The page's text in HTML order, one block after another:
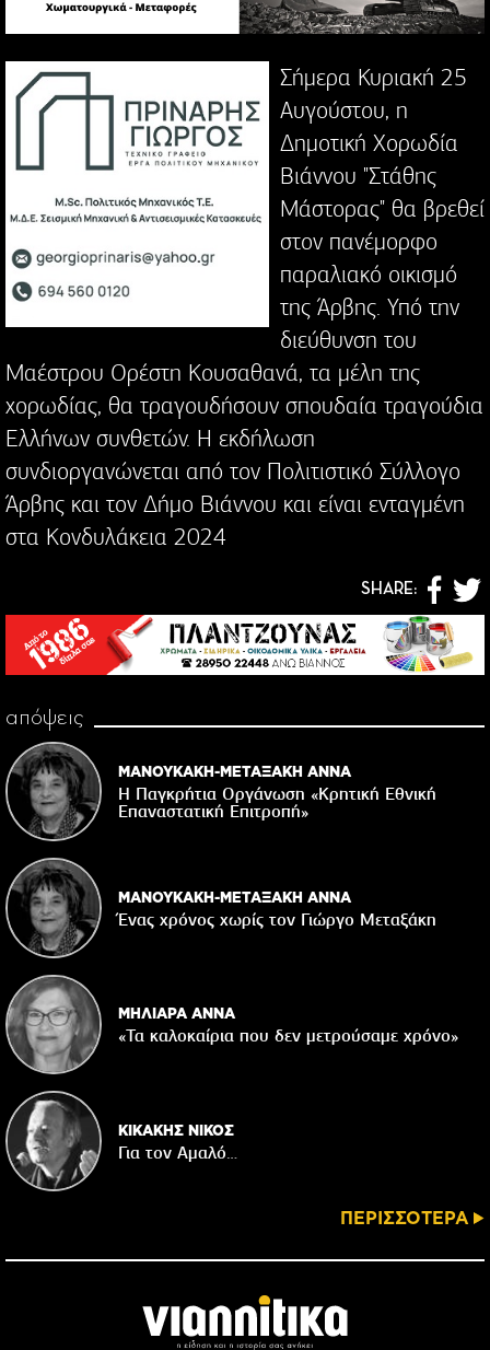
Σήμερα Κυριακή 25
Αυγούστου, η
Δημοτική Χορωδία
Βιάννου "Στάθης
Μάστορας" θα βρεθεί
στον πανέμορφο
παραλιακό οικισμό
της Άρβης. Υπό την
διεύθυνση του
Μαέστρου Ορέστη Κουσαθανά, τα μέλη της
χορωδίας, θα τραγουδήσουν σπουδαία τραγούδια
Ελλήνων συνθετών. Η εκδήλωση
συνδιοργανώνεται από τον Πολιτιστικό Σύλλογο
Άρβης και τον Δήμο Βιάννου και είναι ενταγμένη
στα Κονδυλάκεια 2024
SHARE:
απόψεις
ΜΑΝΟΥΚΑΚΗ-ΜΕΤΑΞΑΚΗ ΑΝΝΑ
Η Παγκρήτια Οργάνωση «Κρητική Εθνική
Επαναστατική Eπιτροπή»
ΜΑΝΟΥΚΑΚΗ-ΜΕΤΑΞΑΚΗ ΑΝΝΑ
Ένας χρόνος χωρίς τον Γιώργο Μεταξάκη
ΜΗΛΙΑΡΑ ΑΝΝΑ
«Τα καλοκαίρια που δεν μετρούσαμε χρόνο»
ΚΙΚΑΚΗΣ ΝΙΚΟΣ
Για τον Αμαλό…
ΠΕΡΙΣΣΟΤΕΡΑ